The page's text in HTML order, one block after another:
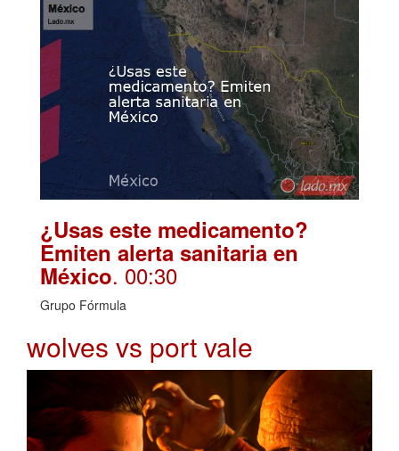
¿Usas este medicamento?
Emiten alerta sanitaria en
México. 00:30
Grupo Fórmula
wolves vs port vale